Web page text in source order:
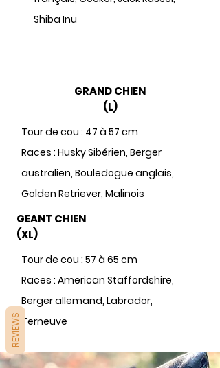
Shiba Inu
GRAND CHIEN
(L)
Tour de cou : 47 à 57 cm
Races : Husky Sibérien, Berger
australien, Bouledogue anglais,
Golden Retriever, Malinois
GEANT CHIEN
(XL)
Tour de cou : 57 à 65 cm
Races : American Staffordshire,
Berger allemand, Labrador,
Terneuve
REVIEWS